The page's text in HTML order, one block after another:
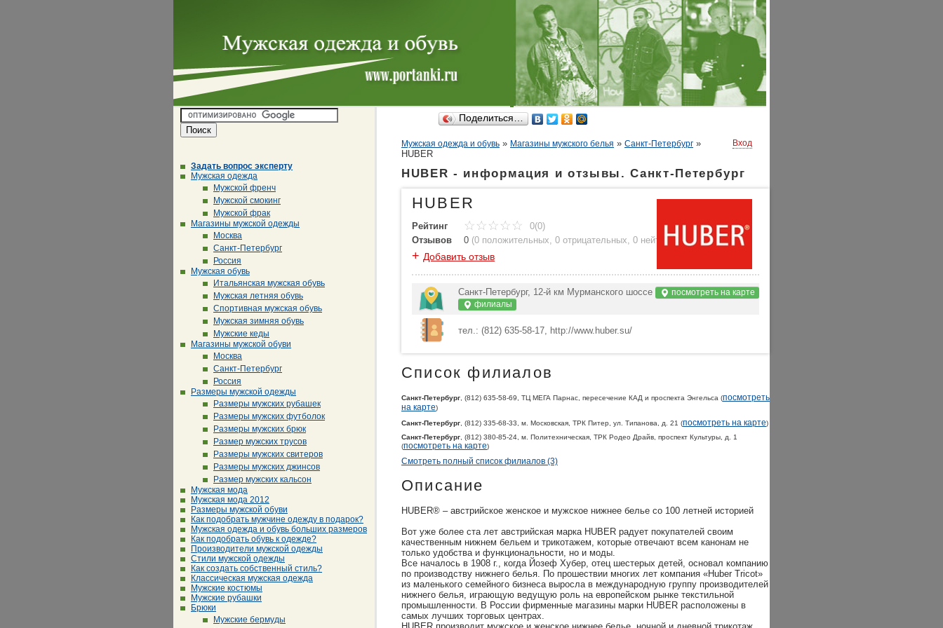
Задать вопрос эксперту
Мужская одежда
Мужской френч
Мужской смокинг
Мужской фрак
Магазины мужской одежды
Москва
Санкт-Петербург
Россия
Мужская обувь
Итальянская мужская обувь
Мужская летняя обувь
Спортивная мужская обувь
Мужская зимняя обувь
Мужские кеды
Магазины мужской обуви
Москва
Санкт-Петербург
Россия
Размеры мужской одежды
Размеры мужских рубашек
Размеры мужских футболок
Размеры мужских брюк
Размер мужских трусов
Размеры мужских свитеров
Размеры мужских джинсов
Размер мужских кальсон
Мужская мода
Мужская мода 2012
Размеры мужской обуви
Как подобрать мужчине одежду в подарок?
Мужская одежда и обувь больших размеров
Как подобрать обувь к одежде?
Производители мужской одежды
Стили мужской одежды
Как создать собственный стиль?
Классическая мужская одежда
Мужские костюмы
Мужские рубашки
Брюки
Мужские бермуды
Поделиться…
Мужская одежда и обувь » Магазины мужского белья » Санкт-Петербург »
HUBER
Вход
HUBER - информация и отзывы. Санкт-Петербург
HUBER
Рейтинг
0(0)
Отзывов
0 (0 положительных, 0 отрицательных, 0 нейтральных)
+ Добавить отзыв
Санкт-Петербург, 12-й км Мурманского шоссе
посмотреть на карте
филиалы
тел.: (812) 635-58-17, http://www.huber.su/
Список филиалов
Санкт-Петербург, (812) 635-58-69, ТЦ МЕГА Парнас, пересечение КАД и проспекта Энгельса (посмотреть
на карте)
Санкт-Петербург, (812) 335-68-33, м. Московская, ТРК Питер, ул. Типанова, д. 21 (посмотреть на карте)
Санкт-Петербург, (812) 380-85-24, м. Политехническая, ТРК Родео Драйв, проспект Культуры, д. 1
(посмотреть на карте)
Смотреть полный список филиалов (3)
Описание
HUBER® – австрийское женское и мужское нижнее белье со 100 летней историей
Вот уже более ста лет австрийская марка HUBER радует покупателей своим
качественным нижнем бельем и трикотажем, которые отвечают всем канонам не
только удобства и функциональности, но и моды.
Все началось в 1908 г., когда Йозеф Хубер, отец шестерых детей, основал компанию
по производству нижнего белья. По прошествии многих лет компания «Huber Tricot»
из маленького семейного бизнеса выросла в международную группу производителей
нижнего белья, играющую ведущую роль на европейском рынке текстильной
промышленности. В России фирменные магазины марки HUBER расположены в
самых лучших торговых центрах.